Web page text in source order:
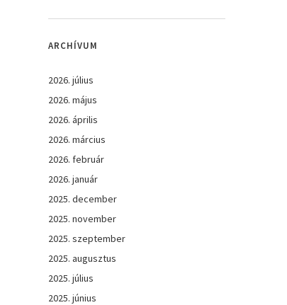
ARCHÍVUM
2026. július
2026. május
2026. április
2026. március
2026. február
2026. január
2025. december
2025. november
2025. szeptember
2025. augusztus
2025. július
2025. június